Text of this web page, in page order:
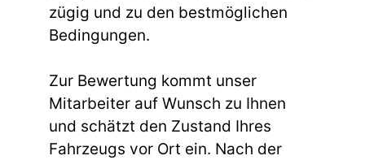
zügig und zu den bestmöglichen
Bedingungen.
Zur Bewertung kommt unser
Mitarbeiter auf Wunsch zu Ihnen
und schätzt den Zustand Ihres
Fahrzeugs vor Ort ein. Nach der